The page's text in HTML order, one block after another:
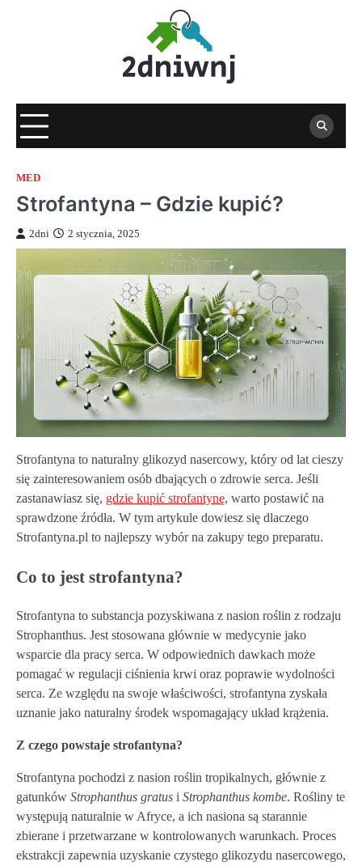
MED
Strofantyna – Gdzie kupić?
2dni 2 stycznia, 2025
Strofantyna to naturalny glikozyd nasercowy, który od lat cieszy
się zainteresowaniem osób dbających o zdrowie serca. Jeśli
zastanawiasz się, gdzie kupić strofantynę, warto postawić na
sprawdzone źródła. W tym artykule dowiesz się dlaczego
Strofantyna.pl to najlepszy wybór na zakupy tego preparatu.
Co to jest strofantyna?
Strofantyna to substancja pozyskiwana z nasion roślin z rodzaju
Strophanthus. Jest stosowana głównie w medycynie jako
wsparcie dla pracy serca. W odpowiednich dawkach może
pomagać w regulacji ciśnienia krwi oraz poprawie wydolności
serca. Ze względu na swoje właściwości, strofantyna zyskała
uznanie jako naturalny środek wspomagający układ krążenia.
Z czego powstaje strofantyna?
Strofantyna pochodzi z nasion roślin tropikalnych, głównie z
gatunków Strophanthus gratus i Strophanthus kombe. Rośliny te
występują naturalnie w Afryce, a ich nasiona są starannie
zbierane i przetwarzane w kontrolowanych warunkach. Proces
ekstrakcji zapewnia uzyskanie czystego glikozydu nasercowego,